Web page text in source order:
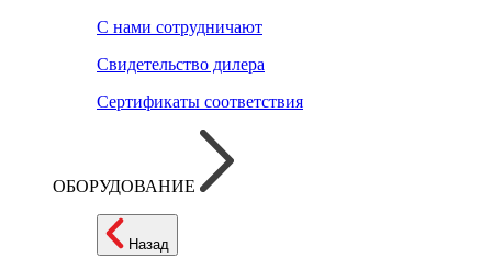
С нами сотрудничают
Свидетельство дилера
Сертификаты соответствия
ОБОРУДОВАНИЕ
Назад